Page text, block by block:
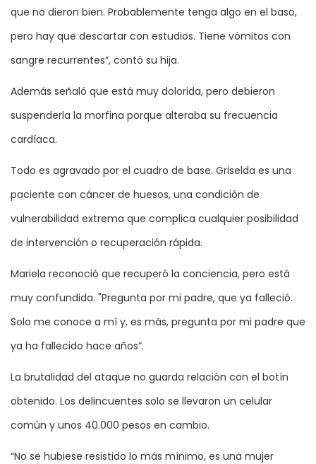
que no dieron bien. Probablemente tenga algo en el baso,
pero hay que descartar con estudios. Tiene vómitos con
sangre recurrentes”, contó su hija.
Además señaló que está muy dolorida, pero debieron
suspenderla la morfina porque alteraba su frecuencia
cardíaca.
Todo es agravado por el cuadro de base. Griselda es una
paciente con cáncer de huesos, una condición de
vulnerabilidad extrema que complica cualquier posibilidad
de intervención o recuperación rápida.
Mariela reconoció que recuperó la conciencia, pero está
muy confundida. "Pregunta por mi padre, que ya falleció.
Solo me conoce a mí y, es más, pregunta por mi padre que
ya ha fallecido hace años”.
La brutalidad del ataque no guarda relación con el botín
obtenido. Los delincuentes solo se llevaron un celular
común y unos 40.000 pesos en cambio.
“No se hubiese resistido lo más mínimo, es una mujer